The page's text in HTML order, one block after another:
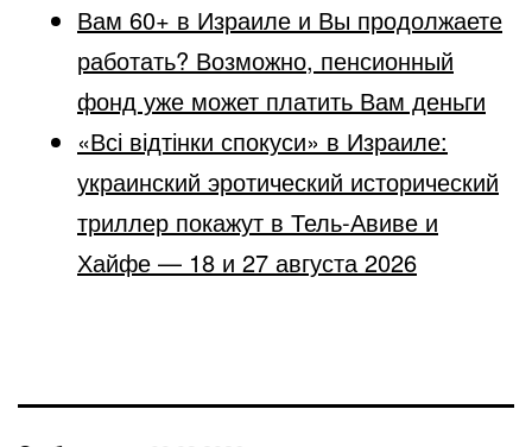
Вам 60+ в Израиле и Вы продолжаете
работать? Возможно, пенсионный
фонд уже может платить Вам деньги
«Всі відтінки спокуси» в Израиле:
украинский эротический исторический
триллер покажут в Тель-Авиве и
Хайфе — 18 и 27 августа 2026